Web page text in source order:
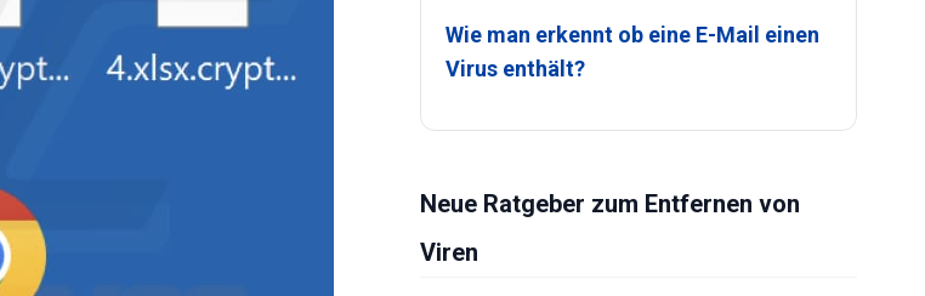
Wie man erkennt ob eine E-Mail einen
Virus enthält?
Neue Ratgeber zum Entfernen von
Viren